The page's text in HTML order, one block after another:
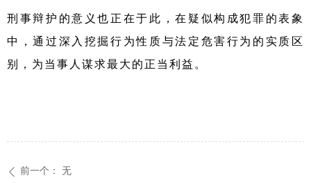
刑事辩护的意义也正在于此，在疑似构成犯罪的表象
中，通过深入挖掘行为性质与法定危害行为的实质区
别，为当事人谋求最大的正当利益。
ꄴ 前一个： 无